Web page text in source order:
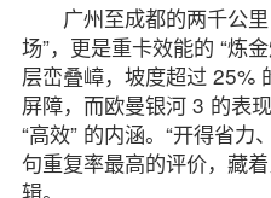
广州至成都的两千公
场”，更是重卡效能的 “炼
层峦叠嶂，坡度超过 25%
屏障，而欧曼银河 3 的表
“高效” 的内涵。“开得省力
句重复率最高的评价，藏
辑。